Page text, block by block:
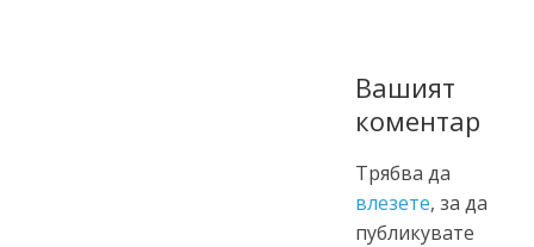
Вашият
коментар
Трябва да
влезете, за да
публикувате